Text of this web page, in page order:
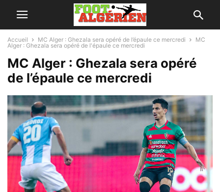
Accueil MC Alger : Ghezala sera opéré de l’épaule ce mercredi
MC
Alger : Ghezala sera opéré de l'épaule ce mercredi
MC Alger : Ghezala sera opéré
de l’épaule ce mercredi